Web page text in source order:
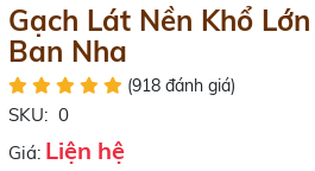
Gạch Lát Nền Khổ
Ban Nha
(918 đánh giá)
SKU: 0
Giá: Liện hệ